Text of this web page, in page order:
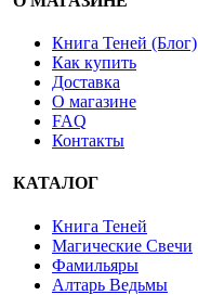
Книга Теней (Блог)
Как купить
Доставка
О магазине
FAQ
Контакты
КАТАЛОГ
Книга Теней
Магические Свечи
Фамильяры
Алтарь Ведьмы